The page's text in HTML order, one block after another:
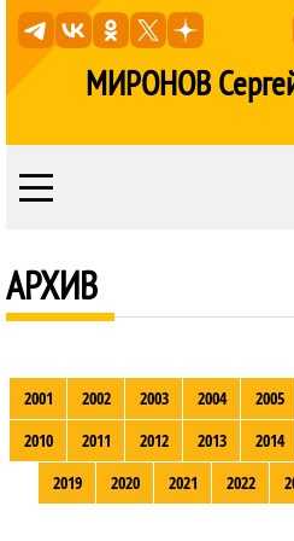
МИРОНОВ
АРХИВ
2001 2002 2003 2004 2005
2010
2011 2012 2013 2014
2019
2020 2021 2022